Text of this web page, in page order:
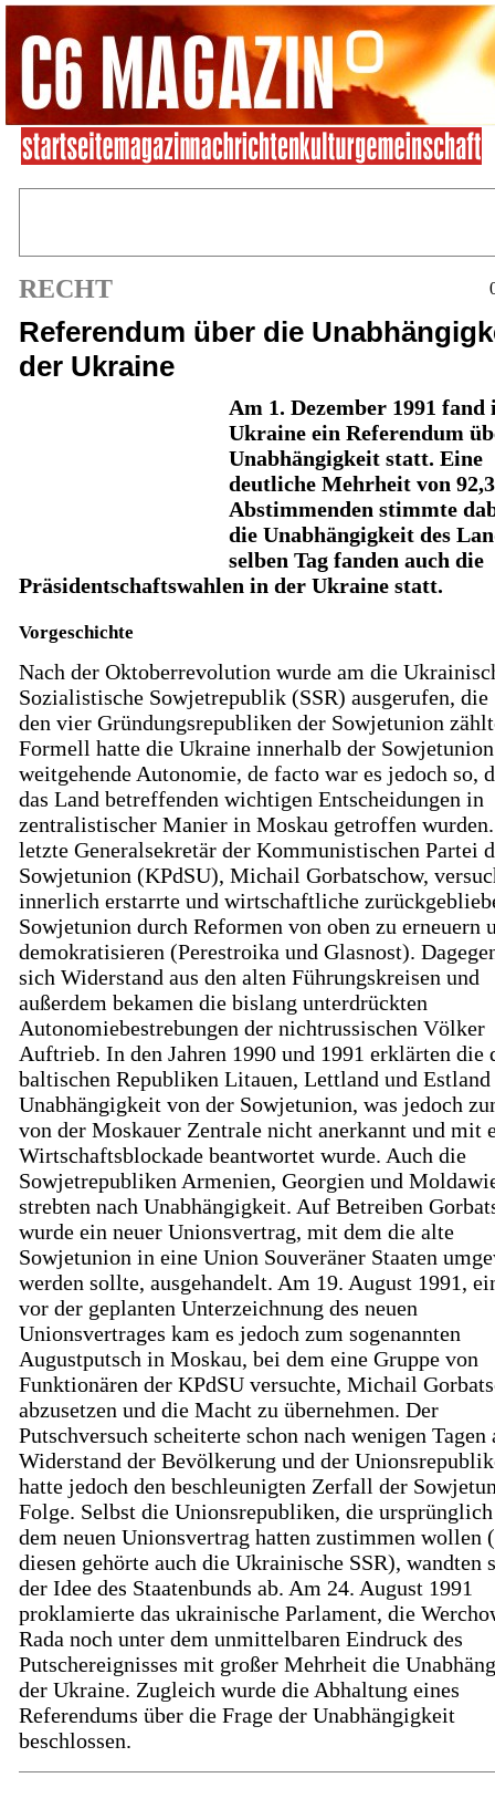
RECHT
Referendum über die
der Ukraine
Am 1. Dezember 1991 fand
Ukraine ein Referendum
Unabhängigkeit statt. Eine
deutliche Mehrheit von
Abstimmenden stimmte
die Unabhängigkeit des
selben Tag fanden auch die
Präsidentschaftswahlen in der Ukraine statt.
Vorgeschichte
Nach der Oktoberrevolution wurde am die
Sozialistische Sowjetrepublik (SSR) ausgerufen, die
den vier Gründungsrepubliken der Sowjetunion
Formell hatte die Ukraine innerhalb der
weitgehende Autonomie, de facto war es jedoch so,
das Land betreffenden wichtigen Entscheidungen in
zentralistischer Manier in Moskau getroffen
letzte Generalsekretär der Kommunistischen Partei
Sowjetunion (KPdSU), Michail Gorbatschow,
innerlich erstarrte und wirtschaftliche
Sowjetunion durch Reformen von oben zu erneuern
demokratisieren (Perestroika und Glasnost).
sich Widerstand aus den alten Führungskreisen und
außerdem bekamen die bislang unterdrückten
Autonomiebestrebungen der nichtrussischen Völker
Auftrieb. In den Jahren 1990 und 1991 erklärten die
baltischen Republiken Litauen, Lettland und
Unabhängigkeit von der Sowjetunion, was jedoch
von der Moskauer Zentrale nicht anerkannt und mit
Wirtschaftsblockade beantwortet wurde. Auch die
Sowjetrepubliken Armenien, Georgien und
strebten nach Unabhängigkeit. Auf Betreiben
wurde ein neuer Unionsvertrag, mit dem die alte
Sowjetunion in eine Union Souveräner Staaten
werden sollte, ausgehandelt. Am 19. August 1991,
vor der geplanten Unterzeichnung des neuen
Unionsvertrages kam es jedoch zum sogenannten
Augustputsch in Moskau, bei dem eine Gruppe von
Funktionären der KPdSU versuchte, Michail
abzusetzen und die Macht zu übernehmen. Der
Putschversuch scheiterte schon nach wenigen Tagen
Widerstand der Bevölkerung und der
hatte jedoch den beschleunigten Zerfall der
Folge. Selbst die Unionsrepubliken, die
dem neuen Unionsvertrag hatten zustimmen wollen
diesen gehörte auch die Ukrainische SSR), wandten
der Idee des Staatenbunds ab. Am 24. August 1991
proklamierte das ukrainische Parlament, die
Rada noch unter dem unmittelbaren Eindruck des
Putschereignisses mit großer Mehrheit die
der Ukraine. Zugleich wurde die Abhaltung eines
Referendums über die Frage der Unabhängigkeit
beschlossen.